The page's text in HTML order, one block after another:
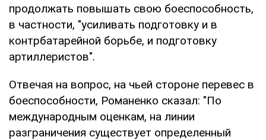
продолжать повышать свою боеспособность,
в частности, "усиливать подготовку и в
контрбатарейной борьбе, и подготовку
артиллеристов".
Отвечая на вопрос, на чьей стороне перевес в
боеспособности, Романенко сказал: "По
международным оценкам, на линии
разграничения существует определенный